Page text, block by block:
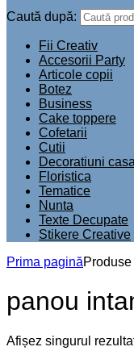
Caută după:
Fii Creativ
Accesorii Party
Articole copii
Botez
Business
Cake toppere
Cofetarii
Cutii
Decoratiuni casa
Floristica
Tematice
Nunta
Texte Decupate
Stikere Creative
Prima pagină
panou
Afișez singurul